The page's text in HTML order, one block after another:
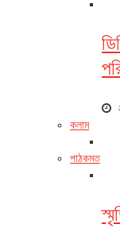
কলাম
পাঠকমত